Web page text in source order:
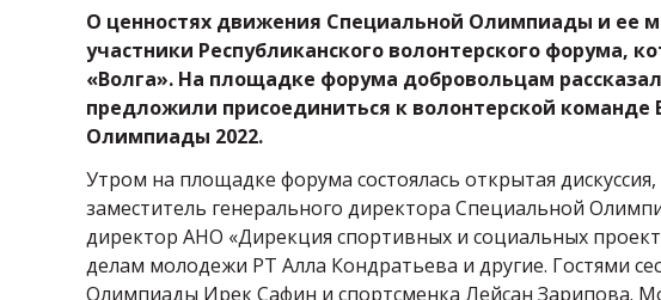
О ценностях движения Специальной Олимпиады и ее
участники Республиканского волонтерского форума,
«Волга». На площадке форума добровольцам
предложили присоединиться к волонтерской
Олимпиады 2022.
Утром на площадке форума состоялась открытая
заместитель генерального директора Специальной
директор АНО «Дирекция спортивных и социальных
делам молодежи РТ Алла Кондратьева и другие. Гостями
Олимпиады Ирек Сафин и спортсменка Лейсан Зарипова.